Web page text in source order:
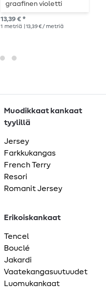
graafinen violetti
13,39 € *
1 metriä | 13,39 € / metriä
Muodikkaat kankaat
tyylillä
Jersey
Farkkukangas
French Terry
Resori
Romanit Jersey
Erikoiskankaat
Tencel
Bouclé
Jakardi
Vaatekangasuutuudet
Luomukankaat